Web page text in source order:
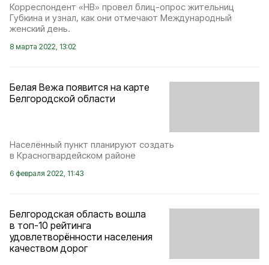
Корреспондент «НВ» провел блиц-опрос жительниц
Губкина и узнал, как они отмечают Международный
женский день.
8 марта 2022, 13:02
Белая Вежа появится на карте
Белгородской области
Населённый пункт планируют создать
в Красногвардейском районе
6 февраля 2022, 11:43
Белгородская область вошла
в топ-10 рейтинга
удовлетворённости населения
качеством дорог